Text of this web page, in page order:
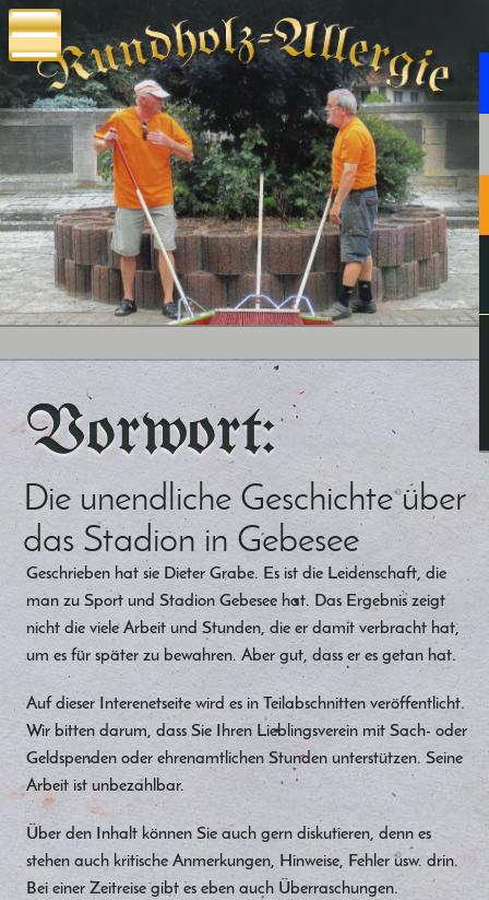
Vorwort:
Die unendliche Geschichte über
das Stadion in Gebesee
Geschrieben hat sie Dieter Grabe. Es ist die Leidenschaft, die
man zu Sport und Stadion Gebesee hat. Das Ergebnis zeigt
nicht die viele Arbeit und Stunden, die er damit verbracht hat,
um es für später zu bewahren. Aber gut, dass er es getan hat.
Auf dieser Interenetseite wird es in Teilabschnitten veröffentlicht.
Wir bitten darum, dass Sie Ihren Lieblingsverein mit Sach- oder
Geldspenden oder ehrenamtlichen Stunden unterstützen. Seine
Arbeit ist unbezahlbar.
Über den Inhalt können Sie auch gern diskutieren, denn es
stehen auch kritische Anmerkungen, Hinweise, Fehler usw. drin.
Bei einer Zeitreise gibt es eben auch Überraschungen.